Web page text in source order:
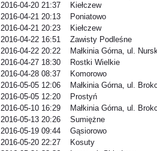
2016-04-20 21:37 Kiełczew
2016-04-21 20:13 Poniatowo
2016-04-21 20:23 Kiełczew
2016-04-22 16:51 Zawisty Podleśne
2016-04-22 20:22 Małkinia Górna, ul.
2016-04-27 18:30 Rostki Wielkie
2016-04-28 08:37 Komorowo
2016-05-05 12:06 Małkinia Górna, ul.
2016-05-05 12:20 Prostyń
2016-05-10 16:29 Małkinia Górna, ul.
2016-05-13 20:26 Sumiężne
2016-05-19 09:44 Gąsiorowo
2016-05-20 22:27 Kosuty